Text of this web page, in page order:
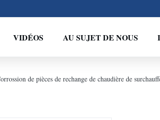
VIDÉOS AU SUJET DE NOUS
de pièces de rechange de chaudière de